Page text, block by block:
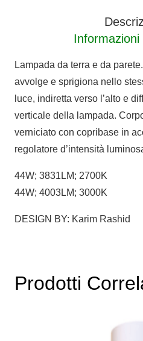
Informazioni
Lampada da terra e da
avvolge e sprigiona nello
luce, indiretta verso l’alto e
verticale della lampada.
verniciato con copribase in
regolatore d’intensità
44W; 3831LM; 2700K
44W; 4003LM; 3000K
DESIGN BY: Karim Rashid
Prodotti